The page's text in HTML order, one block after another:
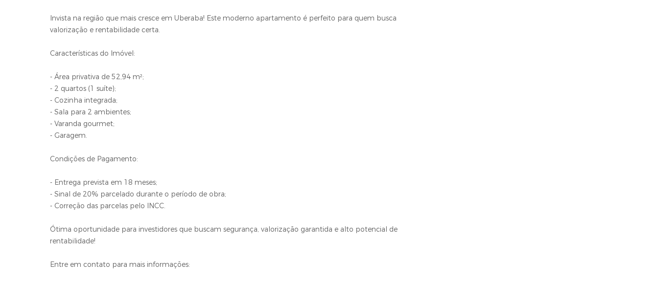
Invista na região que mais cresce em Uberaba! Este moderno apartamento é perfeito para quem busca
valorização e rentabilidade certa.
Características do Imóvel:
- Área privativa de 52,94 m²;
- 2 quartos (1 suíte);
- Cozinha integrada;
- Sala para 2 ambientes;
- Varanda gourmet;
- Garagem.
Condições de Pagamento:
- Entrega prevista em 18 meses;
- Sinal de 20% parcelado durante o período de obra;
- Correção das parcelas pelo INCC.
Ótima oportunidade para investidores que buscam segurança, valorização garantida e alto potencial de
rentabilidade!
Entre em contato para mais informações: